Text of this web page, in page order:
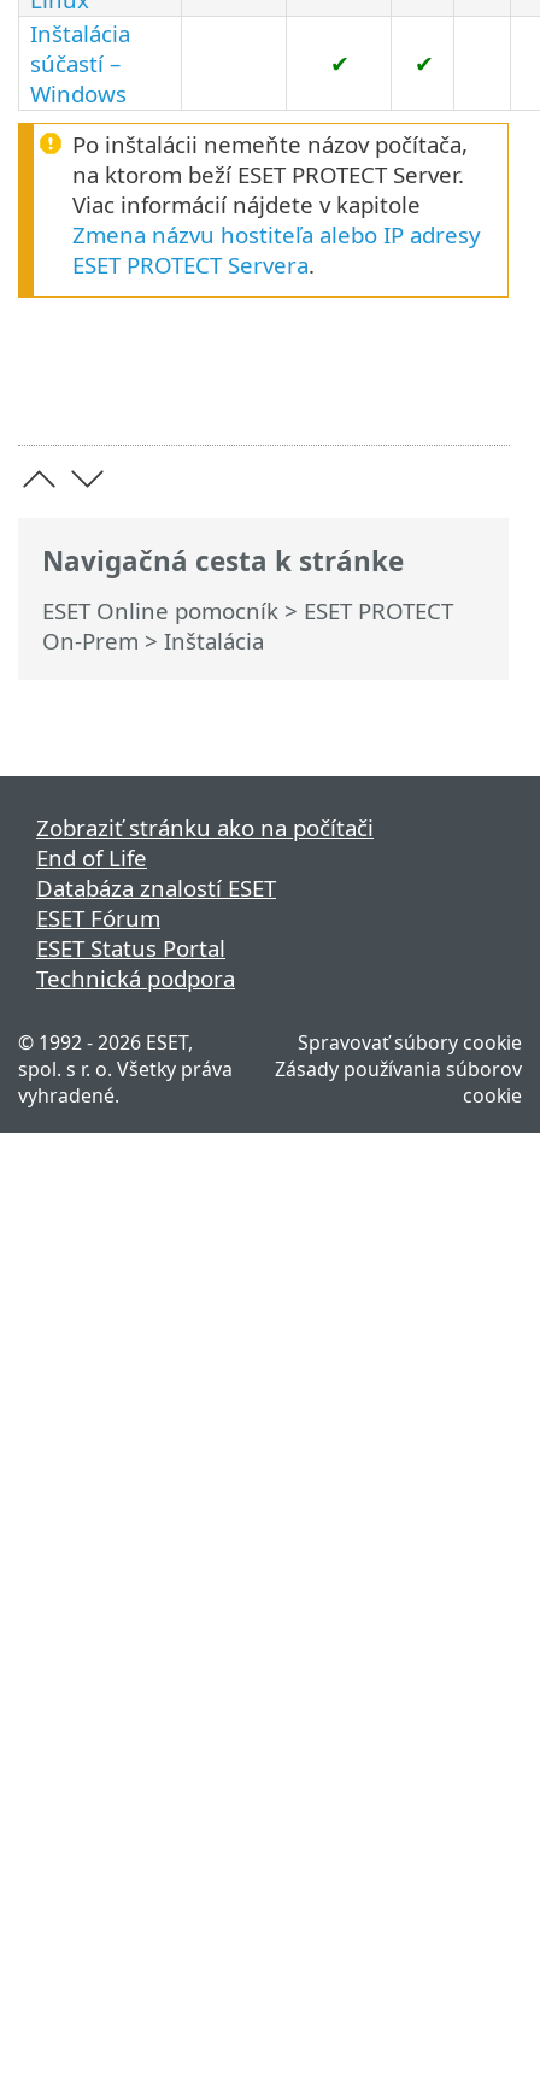
Navigačná cesta k stránke
ESET Online pomocník > ESET PROTECT
On-Prem > Inštalácia
Inštalácia
súčastí –
Windows
✔ ✔
Po inštalácii nemeňte názov počítača,
na ktorom beží ESET PROTECT Server.
Viac informácií nájdete v kapitole
Zmena názvu hostiteľa alebo IP adresy
ESET PROTECT Servera.
Zobraziť stránku ako na počítači
End of Life
Databáza znalostí ESET
ESET Fórum
ESET Status Portal
Technická podpora
© 1992 - 2026 ESET,
spol. s r. o. Všetky práva
vyhradené.
Spravovať súbory cookie
Zásady používania súborov
cookie